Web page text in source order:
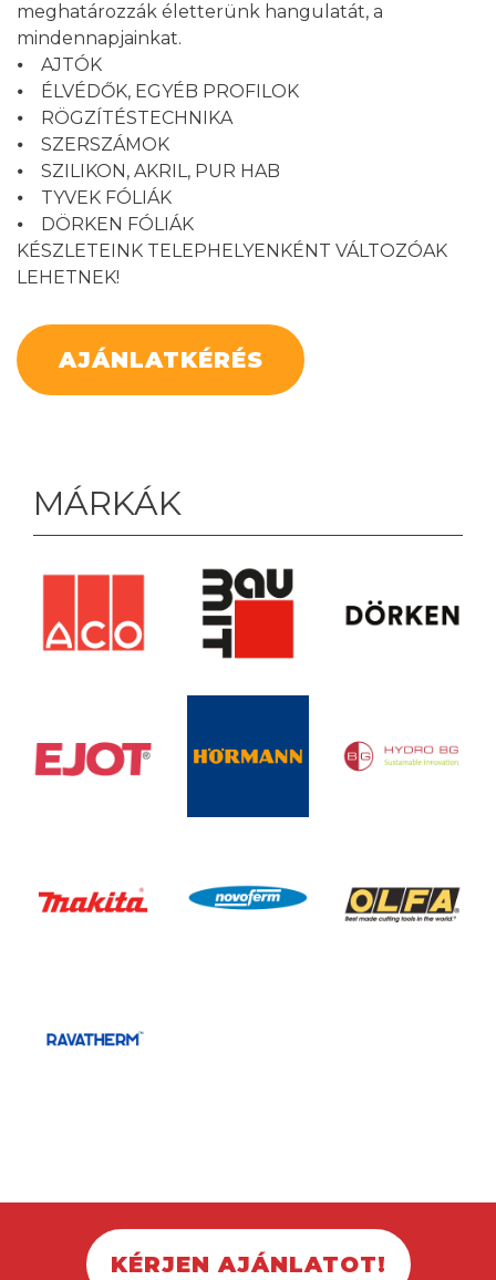
meghatározzák életterünk hangulatát, a
mindennapjainkat.
⦁ AJTÓK
⦁ ÉLVÉDŐK, EGYÉB PROFILOK
⦁ RÖGZÍTÉSTECHNIKA
⦁ SZERSZÁMOK
⦁ SZILIKON, AKRIL, PUR HAB
⦁ TYVEK FÓLIÁK
⦁ DÖRKEN FÓLIÁK
KÉSZLETEINK TELEPHELYENKÉNT VÁLTOZÓAK
LEHETNEK!
AJÁNLATKÉRÉS
MÁRKÁK
KÉRJEN AJÁNLATOT!